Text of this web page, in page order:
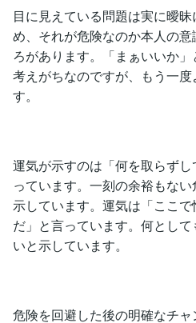
目に見えている問題は実に曖
め、それが危険なのか本人の
ろがあります。「まぁいいか
考えがちなのですが、もう一
す。
運気が示すのは「何を取らず
っています。一刻の余裕もな
示しています。運気は「ここ
だ」と言っています。何とし
いと示しています。
危険を回避した後の明確なチ